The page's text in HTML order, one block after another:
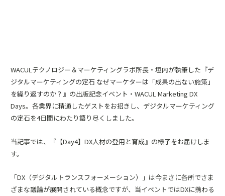
WACULテクノロジー＆マーケティングラボ所長・垣内が執筆した 『デ
ジタルマーケティングの定石 なぜマーケターは「成果の出ない施策」
を繰り返すのか？』 の出版記念イベント・WACUL Marketing DX
Days。各業界に精通したゲストをお招きし、デジタルマーケティング
の定石を4日間にわたり語り尽くしました。
当記事では、『【Day4】DX人材の登用と育成』の様子をお届けしま
す。
「DX（デジタルトランスフォーメーション）」は今まさに各所でさま
ざまな議論が展開されている概念ですが、当イベントではDXに携わる